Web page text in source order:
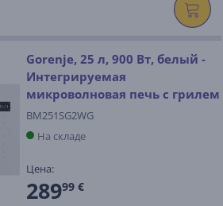
Gorenje, 25 л, 900 Вт, белый -
Интегрируемая
микроволновая печь с грилем
BM251SG2WG
На складе
Цена:
28999 €